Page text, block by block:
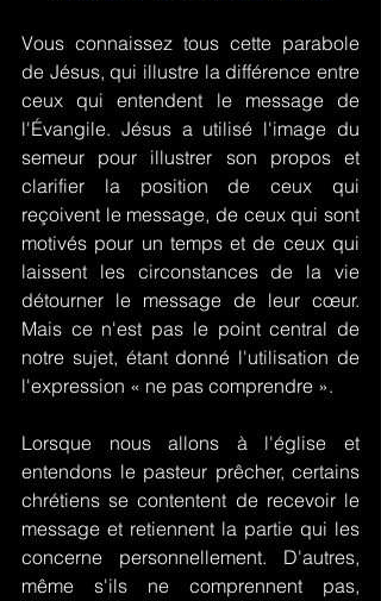
Vous connaissez tous cette parabole
de Jésus, qui illustre la différence entre
ceux qui entendent le message de
l'Évangile. Jésus a utilisé l'image du
semeur pour illustrer son propos et
clarifier la position de ceux qui
reçoivent le message, de ceux qui sont
motivés pour un temps et de ceux qui
laissent les circonstances de la vie
détourner le message de leur cœur.
Mais ce n'est pas le point central de
notre sujet, étant donné l'utilisation de
l'expression « ne pas comprendre ».
Lorsque nous allons à l'église et
entendons le pasteur prêcher, certains
chrétiens se contentent de recevoir le
message et retiennent la partie qui les
concerne personnellement. D'autres,
même s'ils ne comprennent pas,